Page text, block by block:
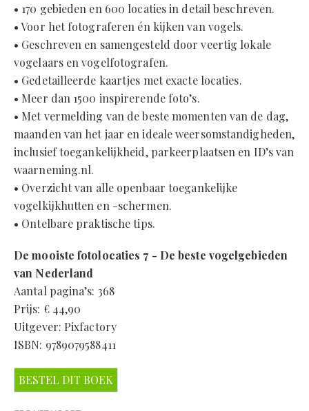
• 170 gebieden en 600 locaties in detail beschreven.
• Voor het fotograferen én kijken van vogels.
• Geschreven en samengesteld door veertig lokale
vogelaars en vogelfotografen.
• Gedetailleerde kaartjes met exacte locaties.
• Meer dan 1500 inspirerende foto’s.
• Met vermelding van de beste momenten van de dag,
maanden van het jaar en ideale weersomstandigheden,
inclusief toegankelijkheid, parkeerplaatsen en ID’s van
waarneming.nl.
• Overzicht van alle openbaar toegankelijke
vogelkijkhutten en -schermen.
• Ontelbare praktische tips.
De mooiste fotolocaties 7 - De beste vogelgebieden
van Nederland
Aantal pagina’s: 368
Prijs: € 44,90
Uitgever: Pixfactory
ISBN: 9789079588411
BESTEL DIT BOEK